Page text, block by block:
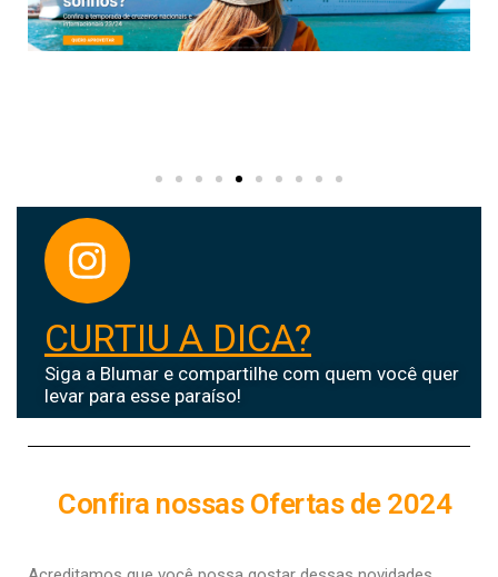
CURTIU A DICA?
Siga a Blumar e compartilhe com quem você quer
levar para esse paraíso!
Confira nossas Ofertas de 2024